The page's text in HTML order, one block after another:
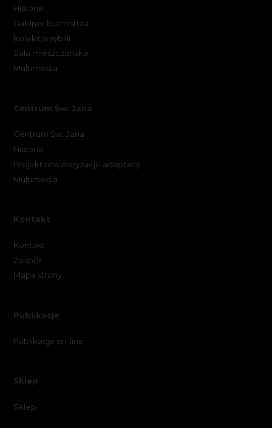
Historia
Gabinet burmistrza
Kolekcja sybilli
Sala mieszczańska
Multimedia
Centrum Św. Jana
Centrum Św. Jana
Historia
Projekt rewaloryzacji i adaptacji
Multimedia
Kontakt
Kontakt
Zespół
Mapa strony
Publikacje
Publikacje on-line
Sklep
Sklep